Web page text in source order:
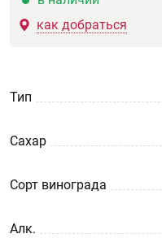
как добраться
Тип
Сахар
Сорт винограда
Aлк.